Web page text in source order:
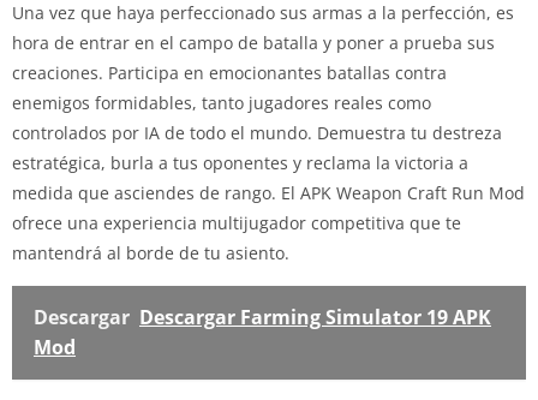
Una vez que haya perfeccionado sus armas a la perfección, es
hora de entrar en el campo de batalla y poner a prueba sus
creaciones. Participa en emocionantes batallas contra
enemigos formidables, tanto jugadores reales como
controlados por IA de todo el mundo. Demuestra tu destreza
estratégica, burla a tus oponentes y reclama la victoria a
medida que asciendes de rango. El APK Weapon Craft Run Mod
ofrece una experiencia multijugador competitiva que te
mantendrá al borde de tu asiento.
Descargar Descargar Farming Simulator 19 APK
Mod